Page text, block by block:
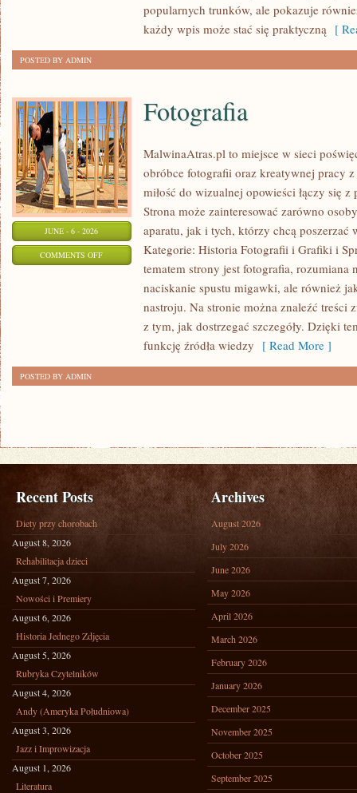
popularnych trunków, ale pokazuje
każdy wpis może stać się praktyczną [
POSTED BY ADMIN
JUNE - 6 - 2026
COMMENTS OFFON
FOTOGRAFIA
Fotografia
MalwinaAtras.pl to miejsce w sieci
obróbce fotografii oraz kreatywnej pracy
miłość do wizualnej opowieści łączy się
Strona może zainteresować zarówno
aparatu, jak i tych, którzy chcą poszerzać
Kategorie: Historia Fotografii i Grafiki i
tematem strony jest fotografia,
naciskanie spustu migawki, ale również
nastroju. Na stronie można znaleźć treści
z tym, jak dostrzegać szczegóły. Dzięki
funkcję źródła wiedzy [ Read More ]
POSTED BY ADMIN
Recent Posts
Diety przy chorobach
August 8, 2026
Rehabilitacja dzieci
August 7, 2026
Nowości i Premiery
August 6, 2026
Historia Jednego Zdjęcia
August 5, 2026
Rubryka Czytelników
August 4, 2026
Andy (Ameryka Południowa)
August 3, 2026
Jazz i Improwizacja
August 1, 2026
Literatura
Archives
August 2026
July 2026
June 2026
May 2026
April 2026
March 2026
February 2026
January 2026
December 2025
November 2025
October 2025
September 2025